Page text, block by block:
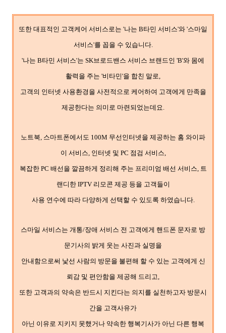
또한 대표적인 고객케어 서비스로는 '나는 B타민 서비스'와 '스마일
서비스'를 꼽을 수 있습니다.
'나는 B타민 서비스'는 SK브로드밴스 서비스 브랜드인 'B'와 몸에
활력을 주는 '비타민'을 합친 말로,
고객의 인터넷 사용환경을 사전적으로 케어하여 고객에게 만족을
제공한다는 의미로 마련되었는데요.
노트북, 스마트폰에서도 100M 무선인터넷을 제공하는 홈 와이파
이 서비스, 인터넷 및 PC 점검 서비스,
복잡한 PC 배선을 깔끔하게 정리해 주는 프리미엄 배선 서비스, 트
랜디한 IPTV 리모콘 제공 등을 고객들이
사용 연수에 따라 다양하게 선택할 수 있도록 하였습니다.
스마일 서비스는 개통/장애 서비스 전 고객에게 핸드폰 문자로 방
문기사의 밝게 웃는 사진과 실명을
안내함으로써 낯선 사람의 방문을 불편해 할 수 있는 고객에게 신
뢰감 및 편안함을 제공해 드리고,
또한 고객과의 약속은 반드시 지킨다는 의지를 실천하고자 방문시
간을 고객사유가
아닌 이유로 지키지 못했거나 약속한 행복기사가 아닌 다른 행복